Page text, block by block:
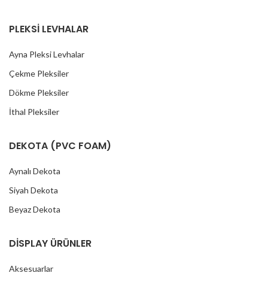
PLEKSİ LEVHALAR
Ayna Pleksi Levhalar
Çekme Pleksiler
Dökme Pleksiler
İthal Pleksiler
DEKOTA (PVC FOAM)
Aynalı Dekota
Siyah Dekota
Beyaz Dekota
DİSPLAY ÜRÜNLER
Aksesuarlar